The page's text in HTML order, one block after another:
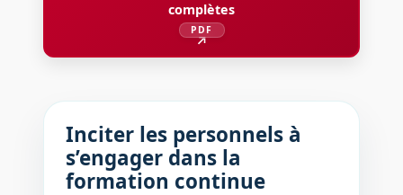
complètes
PDF
↗
Inciter les personnels à
s’engager dans la
formation continue